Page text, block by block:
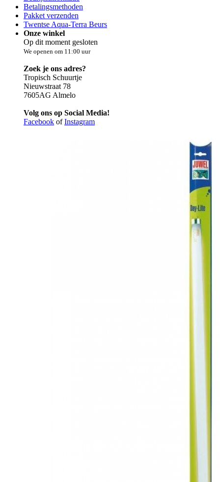
Betalingsmethoden
Pakket verzenden
Twentse Aqua-Terra Beurs
Onze winkel
Op dit moment gesloten
We openen om 11:00 uur
Zoek je ons adres?
Tropisch Schuurtje
Nieuwstraat 78
7605AG Almelo
Volg ons op Social Media!
Facebook ofInstagram